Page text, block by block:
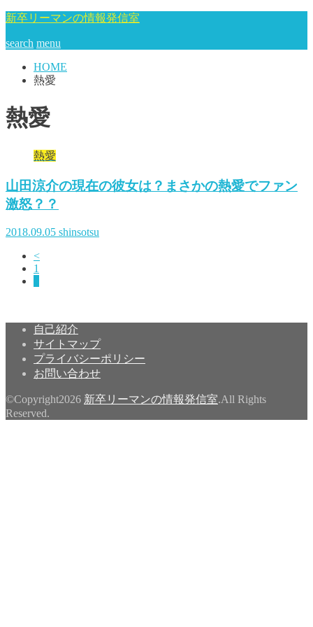
新卒リーマンの情報発信室
search menu
HOME
熱愛
熱愛
熱愛
山田涼介の現在の彼女は？まさかの熱愛でファン
激怒？？
2018.09.05 shinsotsu
<
1
自己紹介
サイトマップ
プライバシーポリシー
お問い合わせ
©Copyright2026 新卒リーマンの情報発信室.All Rights
Reserved.